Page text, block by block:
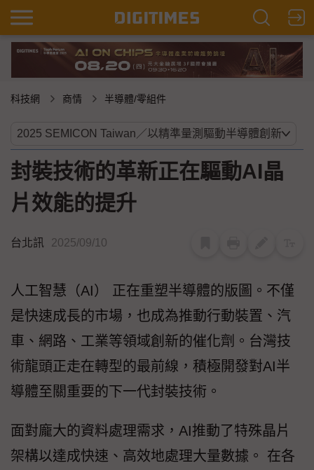
科技網 商情 半導體/零組件
封裝技術的革新正在驅動AI晶
片效能的提升
台北訊 2025/09/10
人工智慧（AI） 正在重塑半導體的版圖。不僅
是快速成長的市場，也成為推動行動裝置、汽
車、網路、工業等領域創新的催化劑。台灣技
術龍頭正走在轉型的最前線，積極開發對AI半
導體至關重要的下一代封裝技術。
面對龐大的資料處理需求，AI推動了特殊晶片
架構以達成快速、高效地處理大量數據。 在各